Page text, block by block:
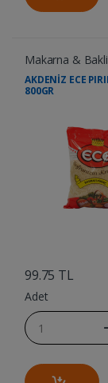
Makarna &
AKDENİZ ECE
800GR
99.75 TL
Adet